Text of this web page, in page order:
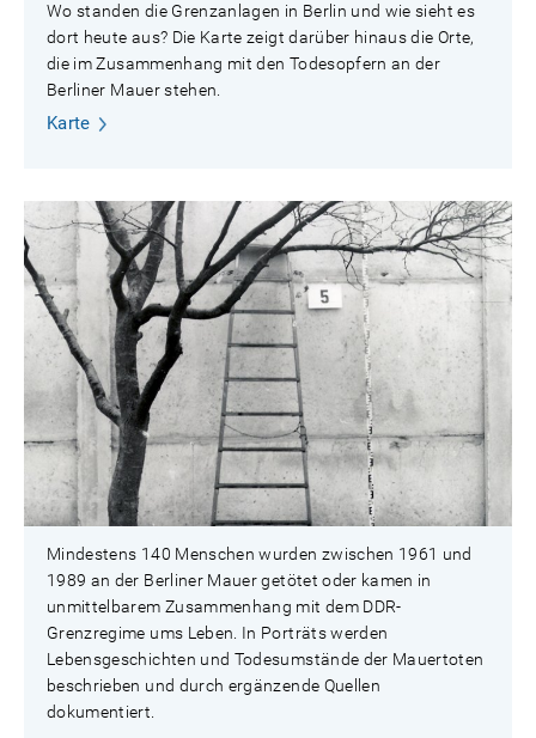
Wo standen die Grenzanlagen in Berlin und wie sieht es
dort heute aus? Die Karte zeigt darüber hinaus die Orte,
die im Zusammenhang mit den Todesopfern an der
Berliner Mauer stehen.
Karte
Mindestens 140 Menschen wurden zwischen 1961 und
1989 an der Berliner Mauer getötet oder kamen in
unmittelbarem Zusammenhang mit dem DDR-
Grenzregime ums Leben. In Porträts werden
Lebensgeschichten und Todesumstände der Mauertoten
beschrieben und durch ergänzende Quellen
dokumentiert.